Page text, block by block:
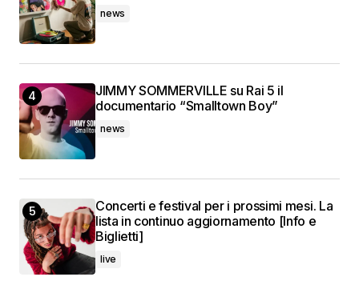
news
JIMMY SOMMERVILLE su Rai 5 il
documentario “Smalltown Boy”
news
Concerti e festival per i prossimi mesi. La
lista in continuo aggiornamento [Info e
Biglietti]
live